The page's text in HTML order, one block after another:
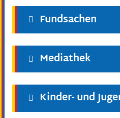
Fundsachen
Mediathek
Kinder- und